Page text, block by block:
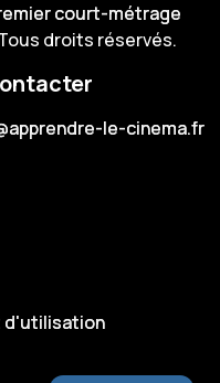
court-métrage
court-métrage
droits réservés.
le-cinema.fr
le-cinema.fr
d'utilisation
d'utilisation